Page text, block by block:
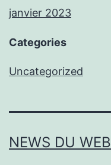
janvier 2023
Categories
Uncategorized
NEWS DU WEB